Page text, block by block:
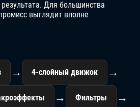
Для большинства
выглядит вполне
→ 4-слойный движок →
→ Фильтры →